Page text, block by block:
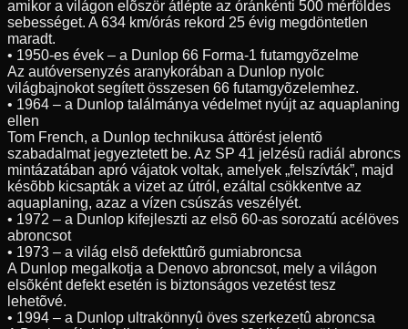
amikor a világon elõször átlépte az óránkénti 500 mérföldes
sebességet. A 634 km/órás rekord 25 évig megdöntetlen
maradt.
• 1950-es évek – a Dunlop 66 Forma-1 futamgyõzelme
Az autóversenyzés aranykorában a Dunlop nyolc
világbajnokot segített összesen 66 futamgyõzelemhez.
• 1964 – a Dunlop találmánya védelmet nyújt az aquaplaning
ellen
Tom French, a Dunlop technikusa áttörést jelentõ
szabadalmat jegyeztetett be. Az SP 41 jelzésû radiál abroncs
mintázatában apró vájatok voltak, amelyek „felszívták”, majd
késõbb kicsapták a vizet az útról, ezáltal csökkentve az
aquaplaning, azaz a vízen csúszás veszélyét.
• 1972 – a Dunlop kifejleszti az elsõ 60-as sorozatú acélöves
abroncsot
• 1973 – a világ elsõ defekttûrõ gumiabroncsa
A Dunlop megalkotja a Denovo abroncsot, mely a világon
elsõként defekt esetén is biztonságos vezetést tesz
lehetõvé.
• 1994 – a Dunlop ultrakönnyû öves szerkezetû abroncsa